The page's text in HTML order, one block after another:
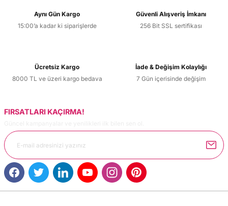
Aynı Gün Kargo
15:00’a kadar ki siparişlerde
Güvenli Alışveriş İmkanı
256 Bit SSL sertifikası
Ücretsiz Kargo
8000 TL ve üzeri kargo bedava
İade & Değişim Kolaylığı
7 Gün içerisinde değişim
FIRSATLARI KAÇIRMA!